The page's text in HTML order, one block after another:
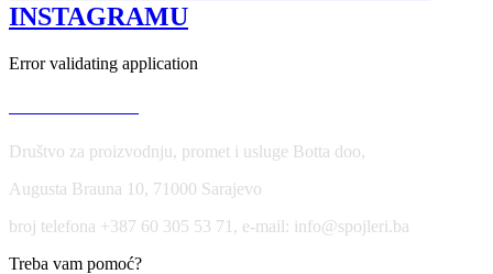
količina
INSTAGRAMU
Error validating application
Društvo za proizvodnju, promet i usluge Botta doo,
Augusta Brauna 10, 71000 Sarajevo
broj telefona +387 60 305 53 71, e-mail: info@spojleri.ba
Treba vam pomoć?